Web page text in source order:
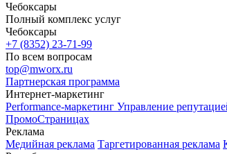
Чебоксары
Полный комплекс услуг
Чебоксары
+7 (8352) 23-71-99
По всем вопросам
top@mworx.ru
Партнерская программа
Интернет-маркетинг
Performance-маркетинг Управление
ПромоСтраницах
Реклама
Медийная реклама Таргетированная реклама